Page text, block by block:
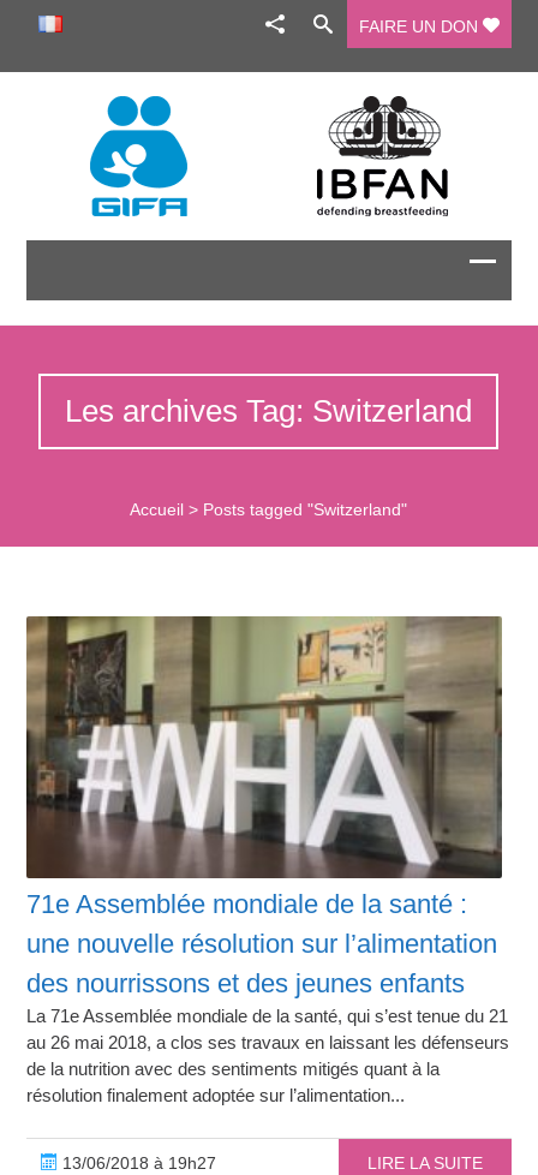
FAIRE UN DON
Les archives Tag: Switzerland
Accueil > Posts tagged "Switzerland"
71e Assemblée mondiale de la santé :
une nouvelle résolution sur l’alimentation
des nourrissons et des jeunes enfants
La 71e Assemblée mondiale de la santé, qui s’est tenue du 21
au 26 mai 2018, a clos ses travaux en laissant les défenseurs
de la nutrition avec des sentiments mitigés quant à la
résolution finalement adoptée sur l’alimentation...
13/06/2018 à 19h27 LIRE LA SUITE